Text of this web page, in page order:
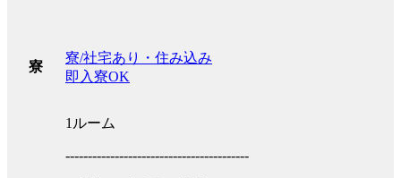
寮
寮/社宅あり・住み込み
即入寮OK
1ルーム
-----------------------------------------